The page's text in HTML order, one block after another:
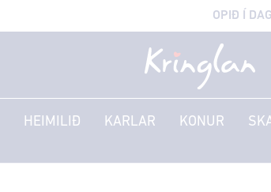
OPIÐ Í
HEIMILIÐ KARLAR KONUR